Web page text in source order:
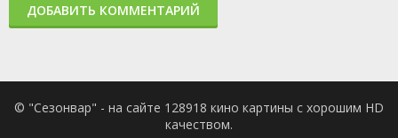
ДОБАВИТЬ КОММЕНТАРИЙ
© "Сезонвар" - на сайте 128918 кино картины с хорошим HD
качеством.